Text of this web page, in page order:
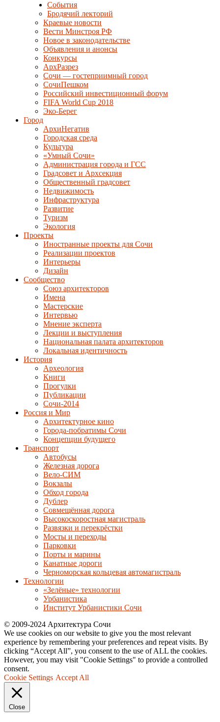
События
Бродячий лекторий
Краевые новости
Вести Минстроя РФ
Новое в законодательстве
Объявления и анонсы
Конкурсы
АрхРазрез
Сочи — гостеприимный город
СочиПешком
Российский инвестиционный форум
FIFA World Cup 2018
Эко-Берег
Город
АрхиНегатив
Городская среда
Культура
«Умный Сочи»
Администрация города и ГСС
Градсовет и Архсекция
Общественный градсовет
Недвижимость
Инфраструктура
Развитие
Туризм
Экология
Проекты
Иностранные проекты для Сочи
Реализации проектов
Интерьеры
Дизайн
Сообщество
Союз архитекторов
Имена
Мастерские
Интервью
Мнение эксперта
Лекции и выступления
Национальная палата архитекторов
Локальная идентичность
История
Археология
Книги
Прогулки
Публикации
Сочи-2014
Россия и Мир
Архитектурное кино
Города-побратимы Сочи
Концепции будущего
Транспорт
Автобусы
Железная дорога
Вело-СИМ
Вокзалы
Обход города
Дублер
Совмещённая дорога
Высокоскоростная магистраль
Развязки и перекрёстки
Мосты и переходы
Парковки
Порты и марины
Канатные дороги
Черноморская кольцевая автомагистраль
Технологии
«Зелёные» технологии
Урбанистика
Институт Урбанистики Сочи
© 2009-2024 Архитектура Сочи
We use cookies on our website to give you the most relevant
experience by remembering your preferences and repeat visits. By
clicking “Accept All”, you consent to the use of ALL the cookies.
However, you may visit "Cookie Settings" to provide a controlled
consent.
Cookie Settings Accept All
Close